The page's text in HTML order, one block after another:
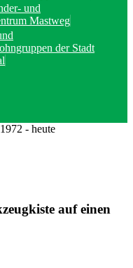
und
Mastweg
der Stadt
- heute
auf einen